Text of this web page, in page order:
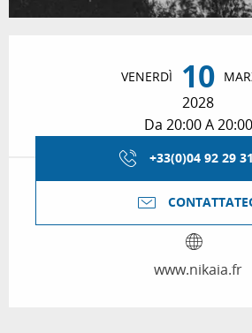
VENERDÌ 10
2028
Da 20:00 A 20:00
+33(0)04 92 29 31
www.nikaia.fr